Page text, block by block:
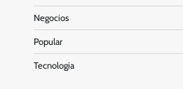
Negocios
Popular
Tecnologia